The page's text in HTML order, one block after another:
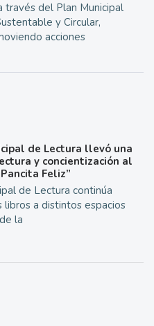
través del Plan Municipal
y Circular,
acciones
de Lectura llevó una
y concientización al
Feliz”
de Lectura continúa
libros a distintos espacios
la